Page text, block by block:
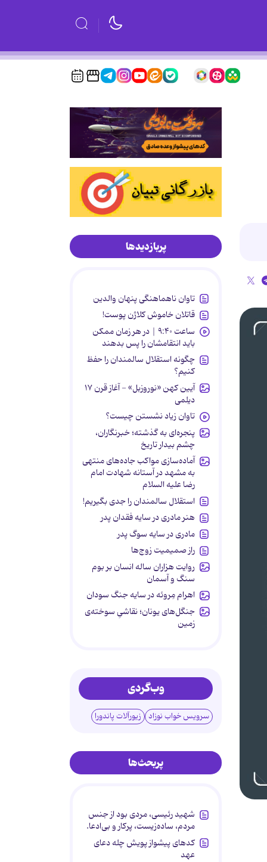
پربازدیدها
تاوان ناهماهنگی پنهان والدین
قاتلان خاموش کلاژن پوست!
ساعت ۹:۴۰ | در هر زمان ممکن
باید انتقامشان را پس بدهند
چگونه استقلال سالمندان را حفظ
کنیم؟
آیین کهن «نوروزبل» - آغاز قرن ۱۷
دیلمی
تاوان زیاد نشستن چیست؟
پنجره‌ای به گذشته؛ خبرنگاران،
چشم بیدار تاریخ
آماده‌سازی مواکب جاده‌های منتهی
به مشهد در آستانه شهادت امام
رضا علیه السلام
استقلال سالمندان را جدی بگیریم!
هنر مادری در سایه‌ فقدان پدر
مادری در سایه سوگ پدر
راز صمیمیت زوج‌ها
روایت هزاران ساله انسان بر بوم
سنگ و آسمان
اهرام مِروئه در سایه جنگ سودان
جنگل‌های یونان؛ نقاشیِ سوخته‌ی
زمین
وب‌گردی
سرویس خواب نوزاد زیورآلات پاندورا
پربحث‌ها
شهید رئیسی، مردی بود از جنس
مردم، ساده‌زیست، پرکار و بی‌ادعا.
کدهای پیشواز پویش چله دعای
عهد